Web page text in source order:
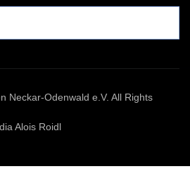
Neckar-Odenwald e.V. All Rights
Alois Roidl